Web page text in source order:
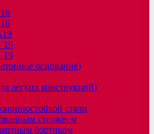
19
19
основание)
легких конструкций)
стали
стержнем
бортиком